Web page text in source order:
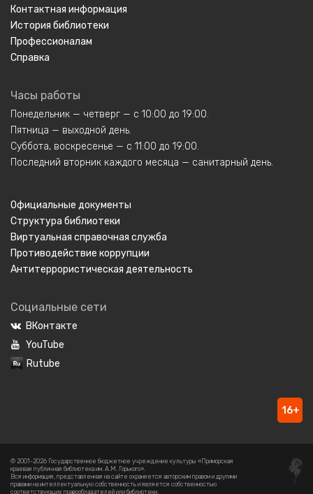
Контактная информация
История библиотеки
Профессионалам
Справка
Часы работы
Понедельник — четверг — с 10:00 до 19:00.
Пятница — выходной день.
Суббота, воскресенье — с 11:00 до 19:00.
Последний вторник каждого месяца — санитарный день.
Официальные документы
Структура библиотеки
Виртуальная справочная служба
Противодействие коррупции
Антитеррористическая деятельность
Социальные сети
ВКонтакте
YouTube
Rutube
16+
© 2001-2026 Государственное бюджетное учреждение культуры «Приморская
краевая публичная библиотека им. А.М. Горького».
Вся информация, представленная на сайте охраняется авторским правом и другими
правами на интеллектуальную собственность и является собственностью
соответствующих правообладателей или библиотеки.